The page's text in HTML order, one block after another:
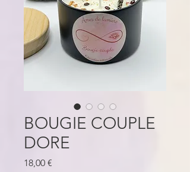
BOUGIE COUPLE
DORE
18,00 €